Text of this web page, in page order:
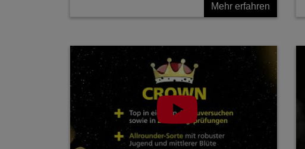
Mehr erfahren